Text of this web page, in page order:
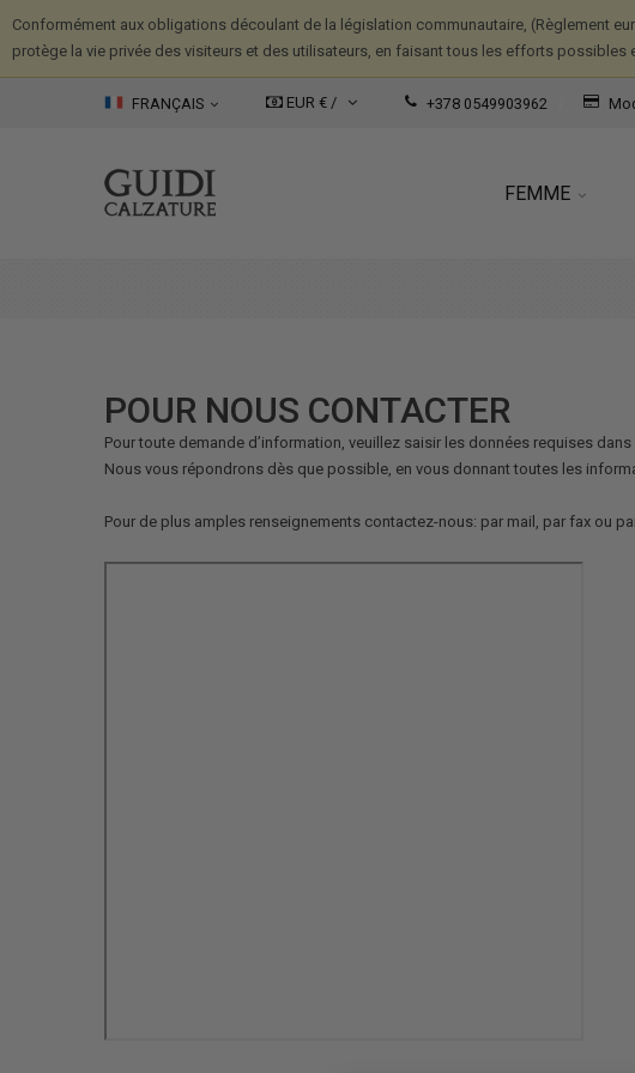
Conformément aux obligations découlant de la législation communautaire, (Règlement
protège la vie privée des visiteurs et des utilisateurs, en faisant tous les efforts
FRANÇAIS EUR € / +378 0549903962
FEMME
POUR NOUS CONTACTER
Pour toute demande d’information, veuillez saisir les données requises
Nous vous répondrons dès que possible, en vous donnant toutes les
Pour de plus amples renseignements contactez-nous: par mail, par fax ou